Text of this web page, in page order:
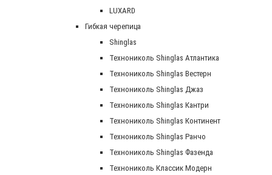
LUXARD
Гибкая черепица
Shinglas
Технониколь Shinglas Атлантика
Технониколь Shinglas Вестерн
Технониколь Shinglas Джаз
Технониколь Shinglas Кантри
Технониколь Shinglas Континент
Технониколь Shinglas Ранчо
Технониколь Shinglas Фазенда
Технониколь Классик Модерн